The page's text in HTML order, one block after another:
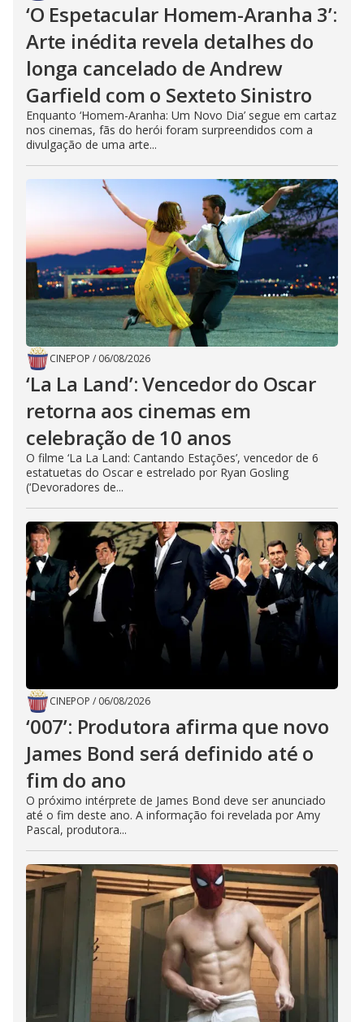
‘O Espetacular Homem-Aranha 3’:
Arte inédita revela detalhes do
longa cancelado de Andrew
Garfield com o Sexteto Sinistro
Enquanto ‘Homem-Aranha: Um Novo Dia’ segue em cartaz
nos cinemas, fãs do herói foram surpreendidos com a
divulgação de uma arte...
CINEPOP / 06/08/2026
‘La La Land’: Vencedor do Oscar
retorna aos cinemas em
celebração de 10 anos
O filme ‘La La Land: Cantando Estações’, vencedor de 6
estatuetas do Oscar e estrelado por Ryan Gosling
(‘Devoradores de...
CINEPOP / 06/08/2026
‘007’: Produtora afirma que novo
James Bond será definido até o
fim do ano
O próximo intérprete de James Bond deve ser anunciado
até o fim deste ano. A informação foi revelada por Amy
Pascal, produtora...